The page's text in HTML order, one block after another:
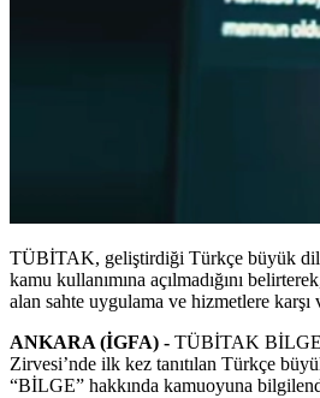
TÜBİTAK, geliştirdiği Türkçe büyük
kamu kullanımına açılmadığını
alan sahte uygulama ve hizmetlere karşı
ANKARA (İGFA) - TÜBİTAK
Zirvesi’nde ilk kez tanıtılan Türkçe
“BİLGE” hakkında kamuoyuna